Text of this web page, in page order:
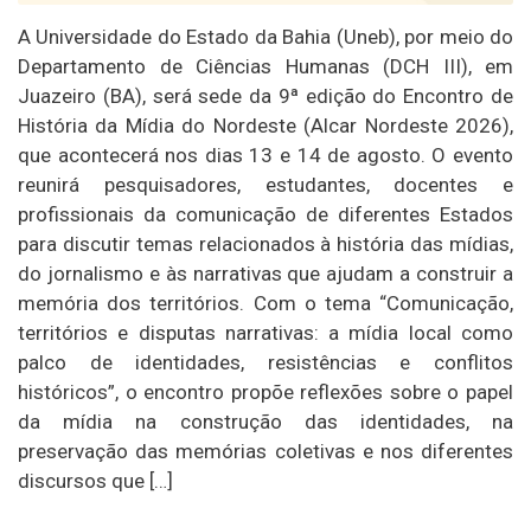
A Universidade do Estado da Bahia (Uneb), por meio do
Departamento de Ciências Humanas (DCH III), em
Juazeiro (BA), será sede da 9ª edição do Encontro de
História da Mídia do Nordeste (Alcar Nordeste 2026),
que acontecerá nos dias 13 e 14 de agosto. O evento
reunirá pesquisadores, estudantes, docentes e
profissionais da comunicação de diferentes Estados
para discutir temas relacionados à história das mídias,
do jornalismo e às narrativas que ajudam a construir a
memória dos territórios. Com o tema “Comunicação,
territórios e disputas narrativas: a mídia local como
palco de identidades, resistências e conflitos
históricos”, o encontro propõe reflexões sobre o papel
da mídia na construção das identidades, na
preservação das memórias coletivas e nos diferentes
discursos que […]